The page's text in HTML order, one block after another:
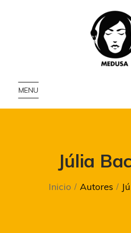
MENU
Júlia
Inicio Autores